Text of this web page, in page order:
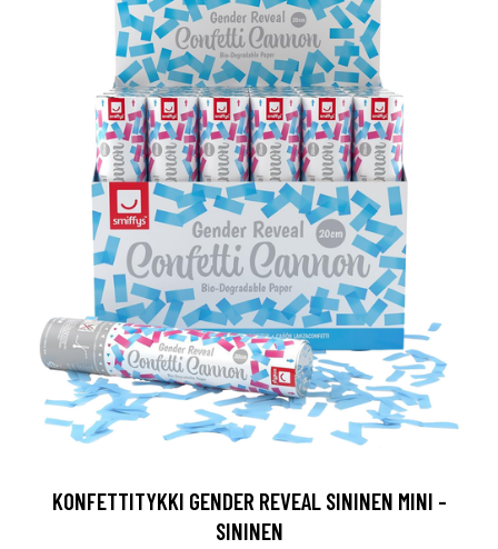
KONFETTITYKKI GENDER REVEAL SININEN MINI -
SININEN